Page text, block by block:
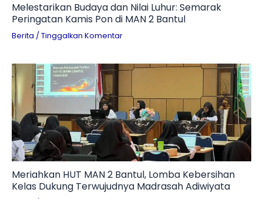
Melestarikan Budaya dan Nilai Luhur: Semarak
Peringatan Kamis Pon di MAN 2 Bantul
Berita / Tinggalkan Komentar
Meriahkan HUT MAN 2 Bantul, Lomba Kebersihan
Kelas Dukung Terwujudnya Madrasah Adiwiyata